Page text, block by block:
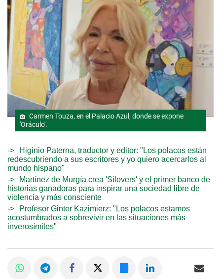
Carmen Touza, en el Palacio Azul, donde se expone
'Oráculo'.
Higinio Paterna, traductor y editor: "Los polacos están
redescubriendo a sus escritores y yo quiero acercarlos al
mundo hispano"
Martínez de Murgía crea 'Sílovers' y el primer banco de
historias ganadoras para inspirar una sociedad libre de
violencia y más consciente
Profesor Ginter Kazimierz: "Los polacos estamos
acostumbrados a sobrevivir en las situaciones más
inverosímiles"